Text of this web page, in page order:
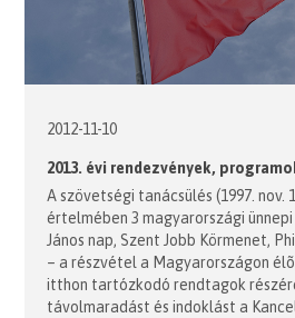
2012-11-10
2013. évi rendezvények,
A szövetségi tanácsülés (1997. nov.
értelmében 3 magyarországi
János nap, Szent Jobb Körmenet,
– a részvétel a Magyarországon
itthon tartózkodó rendtagok
távolmaradást és indoklást a